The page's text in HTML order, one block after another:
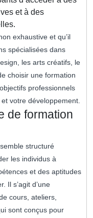
et à des
exhaustive et qu’il
spécialisées dans
les arts créatifs, le
choisir une formation
professionnels
votre développement.
de formation
structuré
les individus à
et des aptitudes
Il s’agit d’une
cours, ateliers,
sont conçus pour